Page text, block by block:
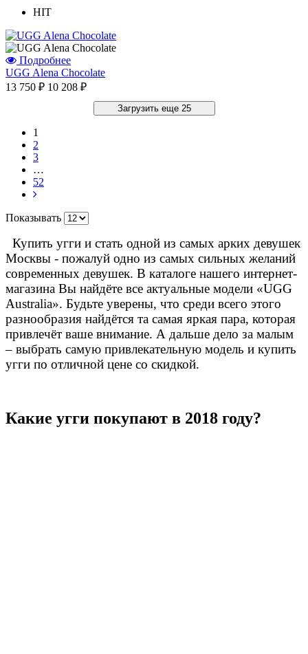
HIT
Подробнее
UGG Alena Chocolate
13 750 ₽ 10 208 ₽
Загрузить еще 25
1
2
3
…
52
Показывать
Купить угги и стать одной из самых арких девушек
Москвы - пожалуй одно из самых сильных желаний
современных девушек. В каталоге нашего интернет-
магазина Вы найдёте все актуальные модели «UGG
Australia». Будьте уверены, что среди всего этого
разнообразия найдётся та самая яркая пара, которая
привлечёт ваше внимание. А дальше дело за малым
– выбрать самую привлекательную модель и купить
угги по отличной цене со скидкой.
Какие угги покупают в 2018 году?